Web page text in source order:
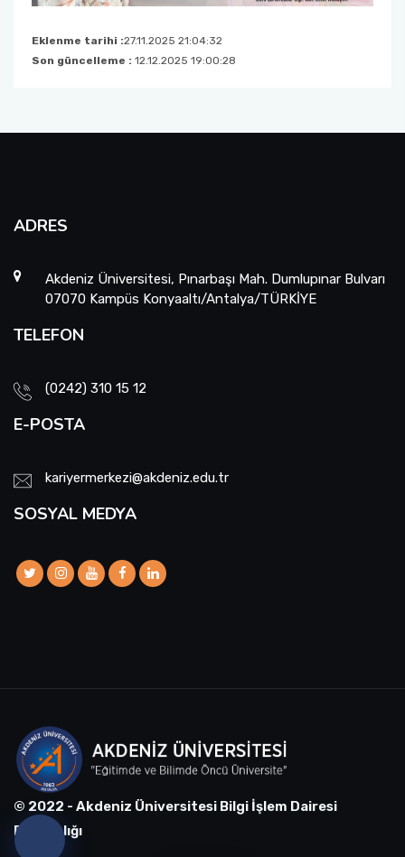
Eklenme tarihi :27.11.2025 21:04:32
Son güncelleme : 12.12.2025 19:00:28
ADRES
Akdeniz Üniversitesi, Pınarbaşı Mah. Dumlupınar Bulvarı
07070 Kampüs Konyaaltı/Antalya/TÜRKİYE
TELEFON
(0242) 310 15 12
E-POSTA
kariyermerkezi@akdeniz.edu.tr
SOSYAL MEDYA
© 2022 - Akdeniz Üniversitesi Bilgi İşlem Dairesi
Başkanlığı